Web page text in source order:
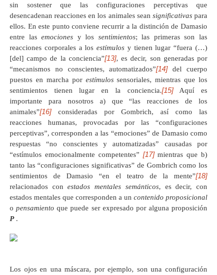
sin sostener que las configuraciones perceptivas que
desencadenan reacciones en los animales sean significativaspara
ellos. En este punto conviene recurrir a la distinción de Damasio
entre lasemociones y los sentimientos; las primeras son las
reacciones corporales a losestímulos y tienen lugar “fuera (…)
[del] campo de la conciencia”[13], es decir, son generadas por
“mecanismos no conscientes, automatizados”[14]del cuerpo
puestos en marcha por estímulossensoriales, mientras que los
sentimientos tienen lugar en la conciencia.[15]Aquí es
importante para nosotros a) que “las reacciones de los
animales”[16]consideradas por Gombrich, así como las
reacciones humanas, provocadas por las “configuraciones
perceptivas”, corresponden a las “emociones” de Damasio como
respuestas “no conscientes y automatizadas” causadas por
“estímulos emocionalmente competentes” [17]mientras que b)
tanto las “configuraciones significativas” de Gombrich como los
sentimientos de Damasio “en el teatro de la mente”[18]
relacionados conestados mentales semánticos, es decir, con
estados mentales que corresponden a un contenido proposicional
opensamiento que puede ser expresado por alguna proposición
P.
Los ojos en una máscara, por ejemplo, son una configuración